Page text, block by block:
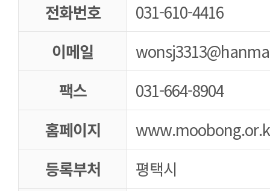
전화번호
031-610-4416
이메일
팩스
031-664-8904
홈페이지
등록부처
평택시